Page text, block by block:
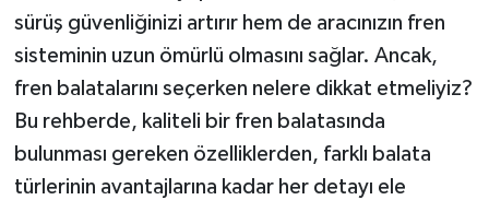
sürüş güvenliğinizi artırır hem de aracınızın fren
sisteminin uzun ömürlü olmasını sağlar. Ancak,
fren balatalarını seçerken nelere dikkat etmeliyiz?
Bu rehberde, kaliteli bir fren balatasında
bulunması gereken özelliklerden, farklı balata
türlerinin avantajlarına kadar her detayı ele